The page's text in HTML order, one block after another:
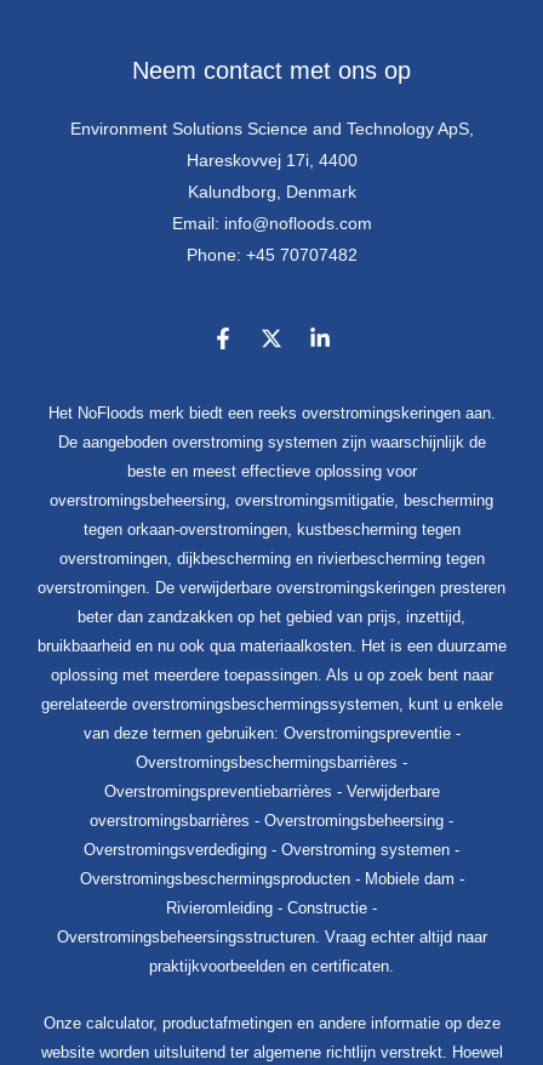
Neem contact met ons op
Environment Solutions Science and Technology ApS,
Hareskovvej 17i, 4400
Kalundborg, Denmark
Email: info@nofloods.com
Phone: +45 70707482
Het NoFloods merk biedt een reeks overstromingskeringen aan.
De aangeboden overstroming systemen zijn waarschijnlijk de
beste en meest effectieve oplossing voor
overstromingsbeheersing, overstromingsmitigatie, bescherming
tegen orkaan-overstromingen, kustbescherming tegen
overstromingen, dijkbescherming en rivierbescherming tegen
overstromingen. De verwijderbare overstromingskeringen presteren
beter dan zandzakken op het gebied van prijs, inzettijd,
bruikbaarheid en nu ook qua materiaalkosten. Het is een duurzame
oplossing met meerdere toepassingen. Als u op zoek bent naar
gerelateerde overstromingsbeschermingssystemen, kunt u enkele
van deze termen gebruiken: Overstromingspreventie -
Overstromingsbeschermingsbarrières -
Overstromingspreventiebarrières - Verwijderbare
overstromingsbarrières - Overstromingsbeheersing -
Overstromingsverdediging - Overstroming systemen -
Overstromingsbeschermingsproducten - Mobiele dam -
Rivieromleiding - Constructie -
Overstromingsbeheersingsstructuren. Vraag echter altijd naar
praktijkvoorbeelden en certificaten.
Onze calculator, productafmetingen en andere informatie op deze
website worden uitsluitend ter algemene richtlijn verstrekt. Hoewel